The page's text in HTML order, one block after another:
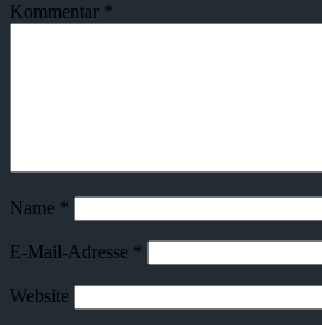
Kommentar *
Name *
E-Mail-Adresse *
Website